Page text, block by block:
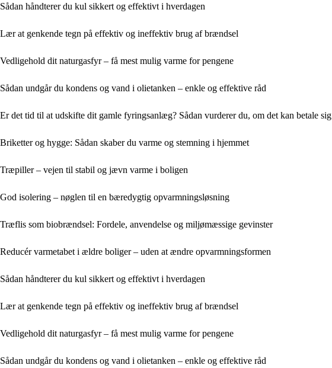
Sådan håndterer du kul sikkert og effektivt i hverdagen
Lær at genkende tegn på effektiv og ineffektiv brug af brændsel
Vedligehold dit naturgasfyr – få mest mulig varme for pengene
Sådan undgår du kondens og vand i olietanken – enkle og effektive råd
Er det tid til at udskifte dit gamle fyringsanlæg? Sådan vurderer du, om det kan betale sig
Briketter og hygge: Sådan skaber du varme og stemning i hjemmet
Træpiller – vejen til stabil og jævn varme i boligen
God isolering – nøglen til en bæredygtig opvarmningsløsning
Træflis som biobrændsel: Fordele, anvendelse og miljømæssige gevinster
Reducér varmetabet i ældre boliger – uden at ændre opvarmningsformen
Sådan håndterer du kul sikkert og effektivt i hverdagen
Lær at genkende tegn på effektiv og ineffektiv brug af brændsel
Vedligehold dit naturgasfyr – få mest mulig varme for pengene
Sådan undgår du kondens og vand i olietanken – enkle og effektive råd